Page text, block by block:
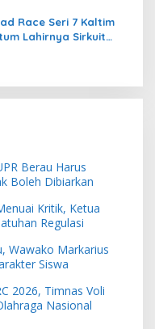
Race Seri 7 Kaltim
Lahirnya Sirkuit
Berau Harus
Boleh Dibiarkan
Kritik, Ketua
Regulasi
Wawako Markarius
Siswa
2026, Timnas Voli
Nasional